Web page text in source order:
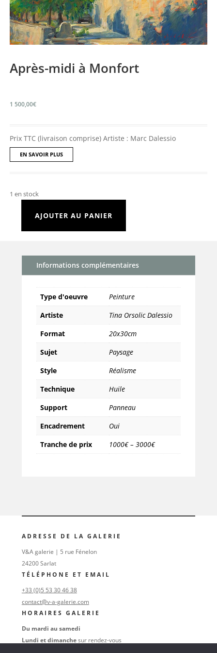
Après-midi à Monfort
1 500,00€
Prix TTC (livraison comprise) Artiste : Marc Dalessio
EN SAVOIR PLUS
1 en stock
quantité
midi
Monfort
AJOUTER AU PANIER
Informations complémentaires
Type d'oeuvre
Peinture
Artiste
Tina Orsolic Dalessio
Format
20x30cm
Sujet
Paysage
Style
Réalisme
Technique
Huile
Support
Panneau
Encadrement
Oui
Tranche de prix
1000€ – 3000€
ADRESSE DE LA GALERIE
V&A galerie | 5 rue Fénelon
24200 Sarlat
TÉLÉPHONE ET EMAIL
+33 (0)5 53 30 46 38
contact@v-a-galerie.com
HORAIRES GALERIE
Du mardi au samedi
Lundi et dimanchesur rendez-vous